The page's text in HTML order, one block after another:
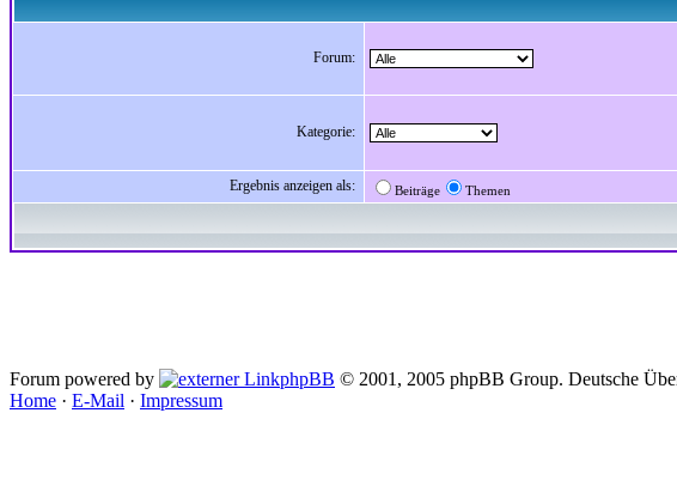
Forum:
Kategorie:
Ergebnis anzeigen als: Beiträge Themen
Forum powered by phpBB © 2001, 2005 phpBB Group. Deutsche
Home · E-Mail · Impressum